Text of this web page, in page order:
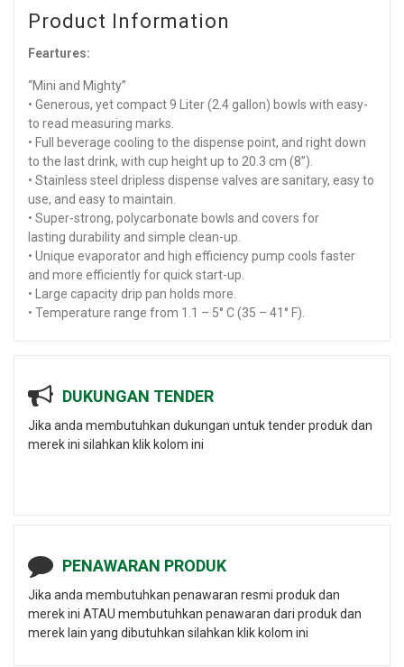
Product Information
Feartures:
“Mini and Mighty”
• Generous, yet compact 9 Liter (2.4 gallon) bowls with easy-
to read measuring marks.
• Full beverage cooling to the dispense point, and right down
to the last drink, with cup height up to 20.3 cm (8”).
• Stainless steel dripless dispense valves are sanitary, easy to
use, and easy to maintain.
• Super-strong, polycarbonate bowls and covers for
lasting durability and simple clean-up.
• Unique evaporator and high efficiency pump cools faster
and more efficiently for quick start-up.
• Large capacity drip pan holds more.
• Temperature range from 1.1 – 5° C (35 – 41° F).
DUKUNGAN TENDER
Jika anda membutuhkan dukungan untuk tender produk dan
merek ini silahkan klik kolom ini
PENAWARAN PRODUK
Jika anda membutuhkan penawaran resmi produk dan
merek ini ATAU membutuhkan penawaran dari produk dan
merek lain yang dibutuhkan silahkan klik kolom ini